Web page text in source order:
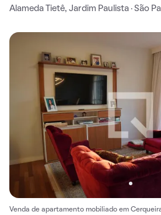
Alameda Tietê, Jardim Paulista · São
Venda de apartamento mobiliado em